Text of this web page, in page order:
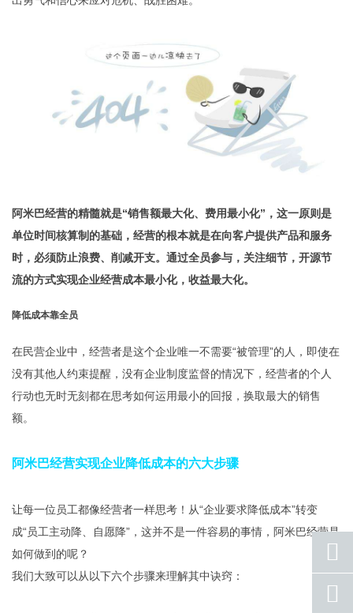
阿米巴经营的精髓就是“销售额最大化、费用最小化”，这一原则是
单位时间核算制的基础，经营的根本就是在向客户提供产品和服务
时，必须防止浪费、削减开支。通过全员参与，关注细节，开源节
流的方式实现企业经营成本最小化，收益最大化。
降低成本靠全员
在民营企业中，经营者是这个企业唯一不需要“被管理”的人，即使在
没有其他人约束提醒，没有企业制度监督的情况下，经营者的个人
行动也无时无刻都在思考如何运用最小的回报，换取最大的销售
额。
阿米巴经营实现企业降低成本的六大步骤
让每一位员工都像经营者一样思考！从“企业要求降低成本”转变
成“员工主动降、自愿降”，这并不是一件容易的事情，阿米巴经营是
如何做到的呢？
我们大致可以从以下六个步骤来理解其中诀窍：
座机
号码